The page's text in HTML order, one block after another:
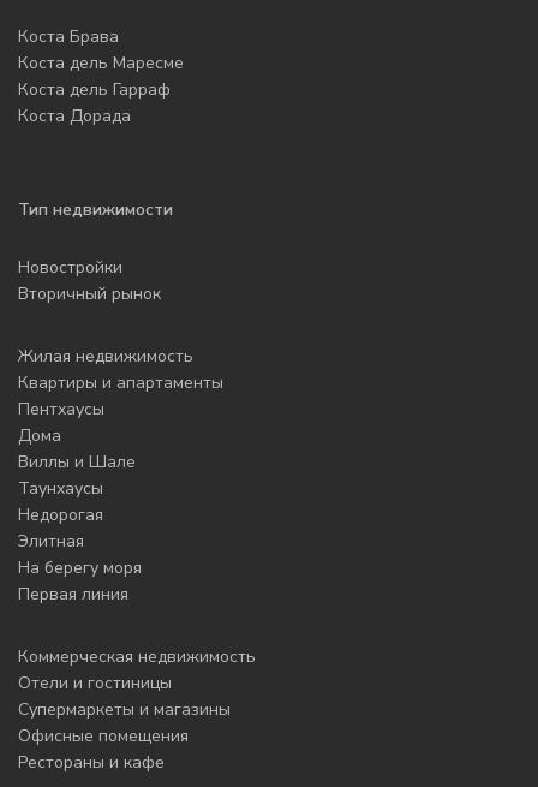
Коста Брава
Коста дель Маресме
Коста дель Гарраф
Коста Дорада
Тип недвижимости
Новостройки
Вторичный рынок
Жилая недвижимость
Квартиры и апартаменты
Пентхаусы
Дома
Виллы и Шале
Таунхаусы
Недорогая
Элитная
На берегу моря
Первая линия
Коммерческая недвижимость
Отели и гостиницы
Супермаркеты и магазины
Офисные помещения
Рестораны и кафе